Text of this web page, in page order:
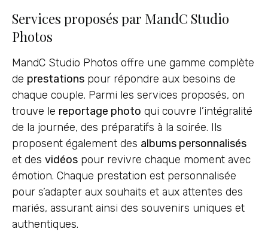
Services proposés par MandC Studio
Photos
MandC Studio Photos offre une gamme complète
de prestations pour répondre aux besoins de
chaque couple. Parmi les services proposés, on
trouve le reportage photo qui couvre l’intégralité
de la journée, des préparatifs à la soirée. Ils
proposent également des albums personnalisés
et des vidéos pour revivre chaque moment avec
émotion. Chaque prestation est personnalisée
pour s’adapter aux souhaits et aux attentes des
mariés, assurant ainsi des souvenirs uniques et
authentiques.